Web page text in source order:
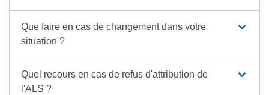
Que faire en cas de changement dans votre
situation ?
Quel recours en cas de refus d'attribution de
l'ALS ?